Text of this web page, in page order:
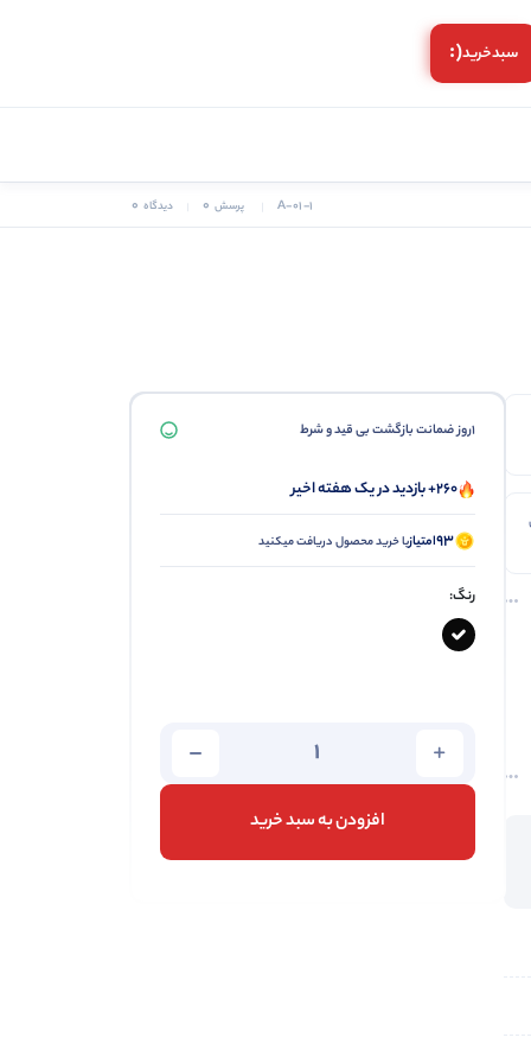
سبد‌خرید(:
A-01-1 پرسش 0 دیدگاه 0
1روز ضمانت بازگشت بی قید و شرط
260+ بازدید در یک هفته اخیر
93امتیازبا خرید محصول دریافت میکنید
رنگ:
افزودن به سبد خرید